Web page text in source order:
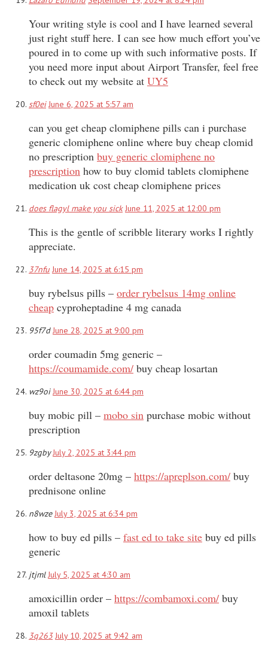
Your writing style is cool and I have learned several
just right stuff here. I can see how much effort you’ve
poured in to come up with such informative posts. If
you need more input about Airport Transfer, feel free
to check out my website at UY5
sf0ei June 6, 2025 at 5:57 am
can you get cheap clomiphene pills can i purchase
generic clomiphene online where buy cheap clomid
no prescription buy generic clomiphene no
prescription how to buy clomid tablets clomiphene
medication uk cost cheap clomiphene prices
does flagyl make you sick June 11, 2025 at 12:00 pm
This is the gentle of scribble literary works I rightly
appreciate.
37nfu June 14, 2025 at 6:15 pm
buy rybelsus pills – order rybelsus 14mg online
cheap cyproheptadine 4 mg canada
95f7dJune 28, 2025 at 9:00 pm
order coumadin 5mg generic –
https://coumamide.com/ buy cheap losartan
wz9oiJune 30, 2025 at 6:44 pm
buy mobic pill – mobo sin purchase mobic without
prescription
9zgbyJuly 2, 2025 at 3:44 pm
order deltasone 20mg – https://apreplson.com/ buy
prednisone online
n8wzeJuly 3, 2025 at 6:34 pm
how to buy ed pills – fast ed to take site buy ed pills
generic
jtjmlJuly 5, 2025 at 4:30 am
amoxicillin order – https://combamoxi.com/ buy
amoxil tablets
3q263 July 10, 2025 at 9:42 am